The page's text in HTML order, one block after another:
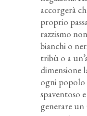
accorgerà
proprio
razzismo
bianchi o
tribù o a
dimensione
ogni popolo
spaventoso
generare